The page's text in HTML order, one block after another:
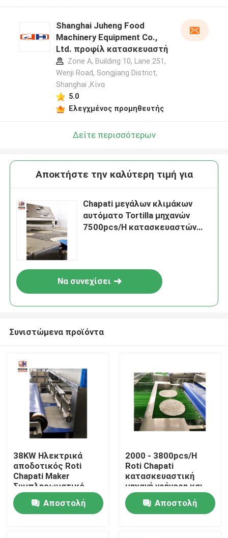
Σπίτι
Προϊόντα
Shanghai Juheng Food
Machinery Equipment Co.,
Ltd. προφίλ κατασκευαστή
Zone A, Building 10, Lane 251,
Wenji Road, Songjiang District,
Shanghai ,Κίνα
5.0
Ελεγχμένος προμηθευτής
Δείτε περισσότερων
Αποκτήστε την καλύτερη τιμή για
Chapati μεγάλων κλιμάκων
αυτόματο Tortilla μηχανών
7500pcs/H κατασκευαστών
Να συνεχίσει
Συνιστώμενα προϊόντα
38KW Ηλεκτρικά
αποδοτικός Roti
Chapati Maker
Συμπληρωματικό
σχεδιασμό 200mm
Ρολ
Αποστολή
2000 - 3800pcs/H
Roti Chapati
κατασκευαστική
μηχανή γρήγορη και
αποτελεσματική
παραγωγήΑποστολή